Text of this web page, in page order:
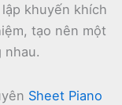
khuyến khích
tạo nên một
nhau.
Sheet Piano